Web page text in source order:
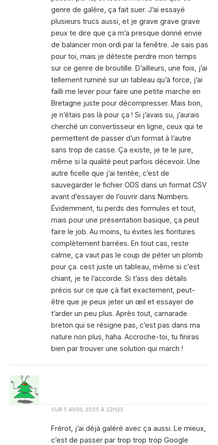
genre de galère, ça fait suer. J’ai essayé
plusieurs trucs aussi, et je grave grave grave
peux te dire que ça m’a presque donné envie
de balancer mon ordi par la fenêtre. Je sais pas
pour toi, mais je déteste perdre mon temps
sur ce genre de broutille. D’ailleurs, une fois, j’ai
tellement ruminé sur un tableau qu’à force, j’ai
failli me lever pour faire une petite marche en
Bretagne juste pour décompresser. Mais bon,
je n’étais pas là pour ça ! Si j’avais su, j’aurais
cherché un convertisseur en ligne, ceux qui te
permettent de passer d’un format à l’autre
sans trop de casse. Ça existe, je te le jure,
même si la qualité peut parfois décevoir. Une
autre ficelle que j’ai tentée, c’est de
sauvegarder le fichier ODS dans un format CSV
avant d’essayer de l’ouvrir dans Numbers.
Évidemment, tu perds des formules et tout,
mais pour une présentation basique, ça peut
faire le job. Au moins, tu évites les fioritures
complètement barrées. En tout cas, reste
calme, ça vaut pas le coup de péter un plomb
pour ça. cest juste un tableau, même si c’est
chiant, je te l’accorde. Si t’ass des détails
précis sur ce que çà fait exactement, peut-
être que je peux jeter un œil et essayer de
t’arder un peu plus. Après tout, camarade
breton qui se résigne pas, c’est pas dans ma
nature non plus, haha. Accroche-toi, tu finiras
bien par trouver une solution qui march !
SUR 5 AVRIL 2025 À 22H25
Frérot, j’ai déjà galéré avec ça aussi. Le mieux,
c’est de passer par trop trop trop Google